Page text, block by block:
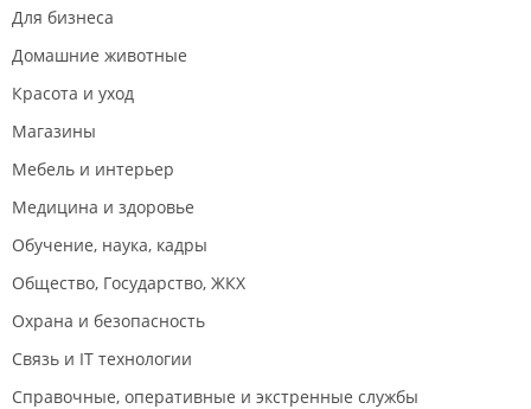
Для бизнеса
Домашние животные
Красота и уход
Магазины
Мебель и интерьер
Медицина и здоровье
Обучение, наука, кадры
Общество, Государство, ЖКХ
Охрана и безопасность
Связь и IT технологии
Справочные, оперативные и экстренные службы